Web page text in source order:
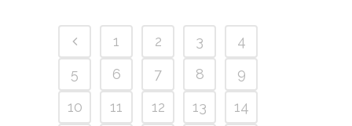
1 2 3
4
5
6 7 8
9
10
11 12 13
14